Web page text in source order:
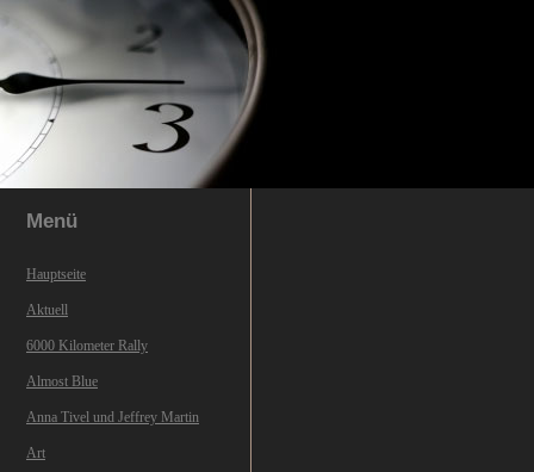
Menü
Hauptseite
Aktuell
6000 Kilometer Rally
Almost Blue
Anna Tivel und Jeffrey Martin
Art